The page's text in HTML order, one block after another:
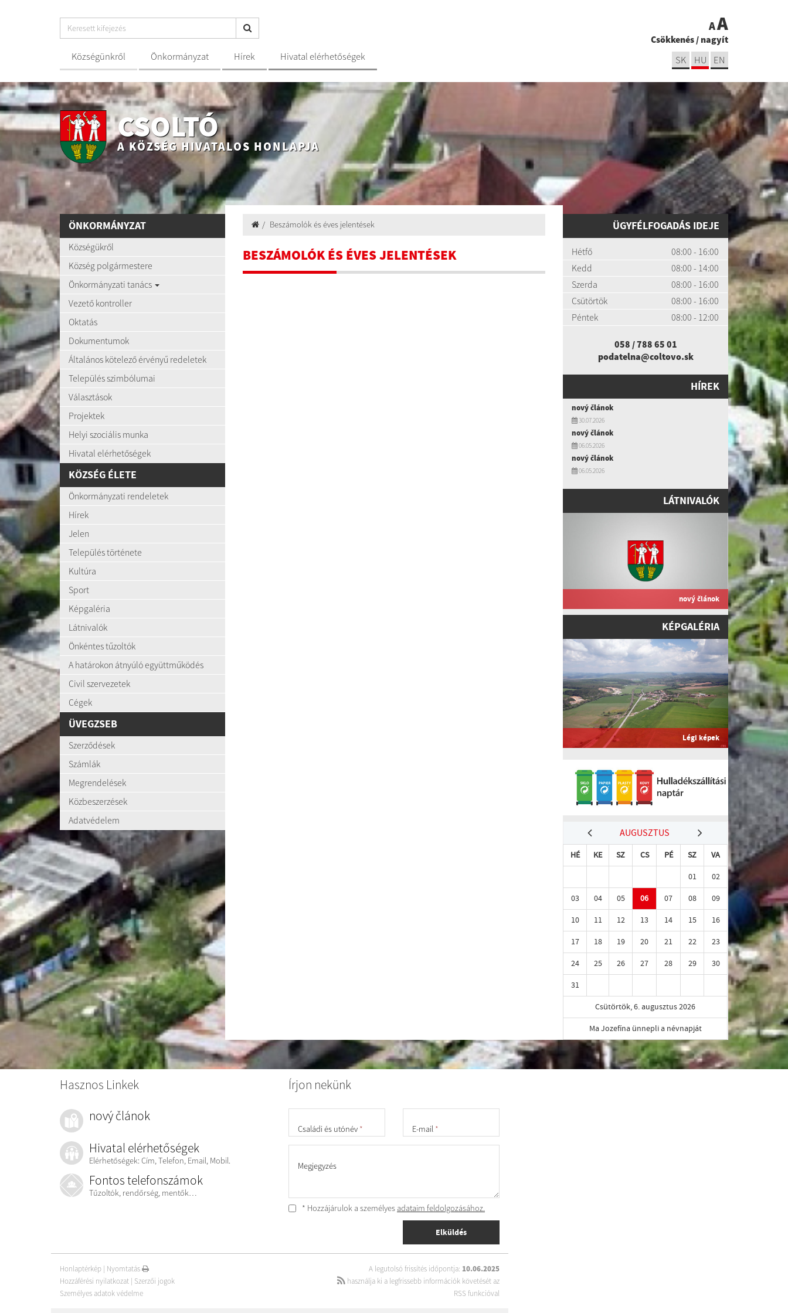
Községünkről Önkormányzat Hírek Hivatal elérhetőségek
AA
Csökkenés/ nagyít
SK HU EN
CSOLTÓ
A KÖZSÉG HIVATALOS HONLAPJA
ÖNKORMÁNYZAT
Községükről
Község polgármestere
Önkormányzati tanács
Vezető kontroller
Oktatás
Dokumentumok
Általános kötelező érvényű redeletek
Település szimbólumai
Választások
Projektek
Helyi szociális munka
Hivatal elérhetőségek
KÖZSÉG ÉLETE
Önkormányzati rendeletek
Hírek
Jelen
Település története
Kultúra
Sport
Képgaléria
Látnivalók
Önkéntes tűzoltók
A határokon átnyúló együttműködés
Civil szervezetek
Cégek
ÜVEGZSEB
Szerződések
Számlák
Megrendelések
Közbeszerzések
Adatvédelem
Beszámolók és éves jelentések
BESZÁMOLÓK ÉS ÉVES JELENTÉSEK
ÜGYFÉLFOGADÁS IDEJE
Hétfő
08:00 - 16:00
Kedd
08:00 - 14:00
Szerda
08:00 - 16:00
Csütörtök
08:00 - 16:00
Péntek
08:00 - 12:00
058 / 788 65 01
podatelna@coltovo.sk
HÍREK
nový článok
30.07.2026
nový článok
06.05.2026
nový článok
06.05.2026
LÁTNIVALÓK
nový článok
KÉPGALÉRIA
Légi képek
AUGUSZTUS
HÉ KE SZ CS PÉ SZ
VA
01
02
03
04 05 06 07 08
09
10
11 12 13 14 15
16
17
18 19 20 21 22
23
24
25 26 27 28 29
30
31
Csütörtök, 6. augusztus 2026
Ma Jozefína ünnepli a névnapját
Írjon nekünk
Családi és utónév * E-mail *
Megjegyzés
* Hozzájárulok a személyes adataim feldolgozásához.
Elküldés
Hasznos Linkek
nový článok
Hivatal elérhetőségek
Elérhetőségek: Cím, Telefon, Email, Mobil.
Fontos telefonszámok
Tűzoltók, rendőrség, mentők…
A legutolsó frissítés időpontja: 10.06.2025
használja ki a legfrissebb információk követését az
RSS funkcióval
Honlaptérkép | Nyomtatás
Hozzáférési nyilatkozat | Szerzői jogok
Személyes adatok védelme